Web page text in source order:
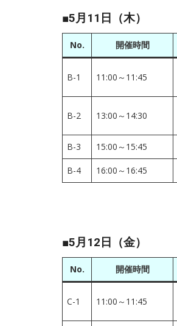
■5月11日（木）
No. 開催時間
B-1 11:00～11:45
B-2 13:00～14:30
B-3 15:00～15:45
B-4 16:00～16:45
■5月12日（金）
No. 開催時間
C-1 11:00～11:45